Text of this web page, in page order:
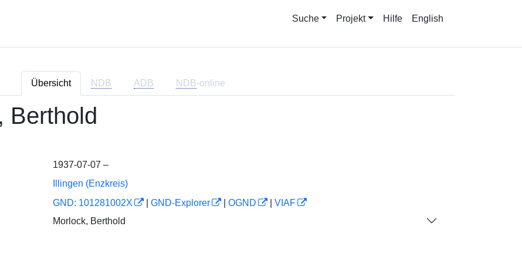
Suche Projekt Hilfe English
Übersicht NDB ADB NDB-online
Berthold
1937-07-07 –
Illingen (Enzkreis)
GND: 101281002X GND-Explorer OGND
VIAF
Morlock, Berthold